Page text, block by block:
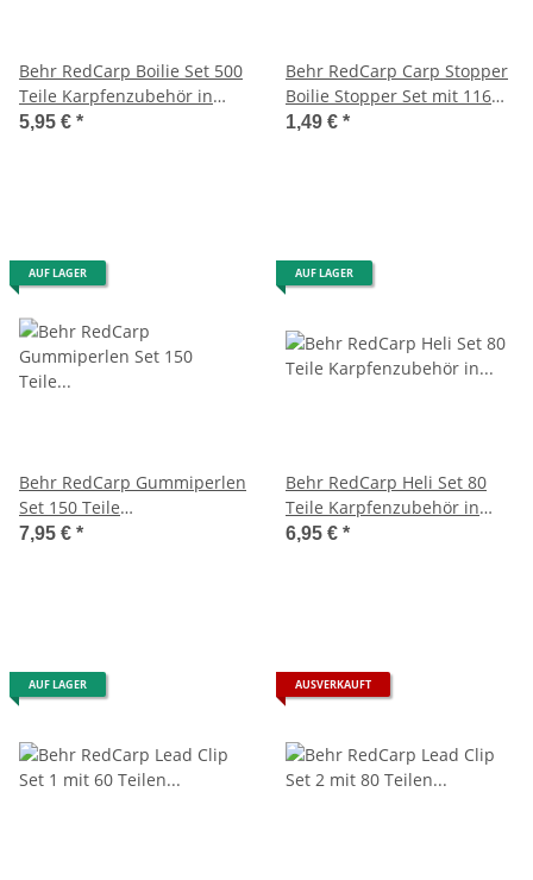
Behr RedCarp Boilie Set 500
Teile Karpfenzubehör in
einer Kunststoffbox
5,95 € *
Behr RedCarp Carp Stopper
Boilie Stopper Set mit 116
Stück drei in Größen
1,49 € *
AUF LAGER
Behr RedCarp Gummiperlen
Set 150 Teile
Karpfenzubehör in einer
7,95 € *
AUF LAGER
Behr RedCarp Heli Set 80
Teile Karpfenzubehör in
einer Kunststoffbox
6,95 € *
AUF LAGER AUSVERKAUFT